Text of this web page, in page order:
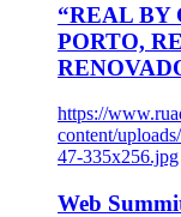
“REAL BY
PORTO,
https://
content/
47-335x256.jpg
Web